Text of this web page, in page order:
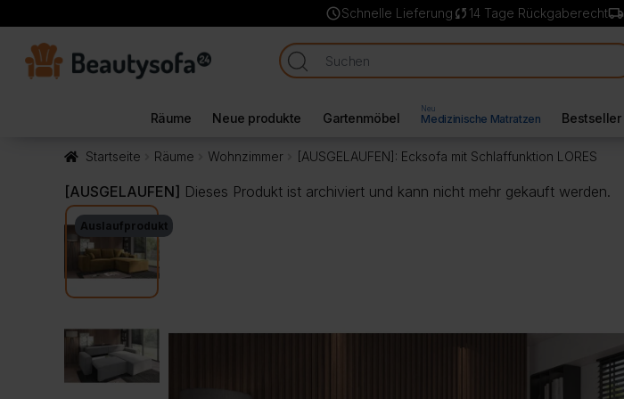
scheduleSchnelle Lieferung sync 14 Tage Rückgaberechtlocal_shipping
Räume Neue produkte Gartenmöbel
Neu
Medizinische Matratzen Bestseller
Startseite Räume Wohnzimmer [AUSGELAUFEN]: Ecksofa mit Schlaffunktion LORES
[AUSGELAUFEN] Dieses Produkt ist archiviert und kann nicht mehr gekauft werden.
Auslaufprodukt